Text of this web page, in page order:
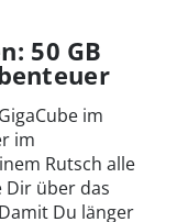
50 GB
im
im
Rutsch alle
Dir über das
Du länger